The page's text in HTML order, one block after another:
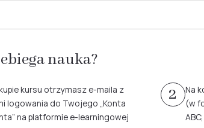
nauka?
kursu otrzymasz e-maila z
logowania do Twojego „Konta
na platformie e-learningowej
2
Na
(w